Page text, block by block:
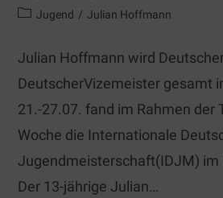
Jugend / Julian Hoffmann
Julian Hoffmann wird
DeutscherVizemeister gesamt
21.-27.07. fand im Rahmen der
Woche die Internationale
Jugendmeisterschaft(IDJM) im
Der 13-jährige Julian…